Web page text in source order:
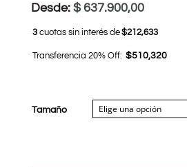
Desde: $637.900,00
3cuotas sin interés de$212,633
Transferencia 20% Off: $510,320
Tamaño